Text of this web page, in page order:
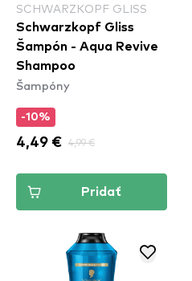
SCHWARZKOPF GLISS
Schwarzkopf Gliss
Šampón - Aqua Revive
Shampoo
Šampóny
-10%
4,49 € 4,99 €
Pridať